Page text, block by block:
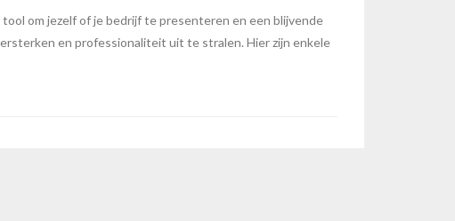
om jezelf of je bedrijf te presenteren en een blijvende
en professionaliteit uit te stralen. Hier zijn enkele